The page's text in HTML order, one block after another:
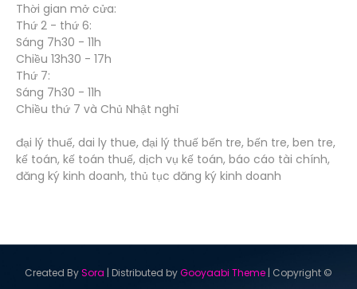
Thời gian mở cửa:
Thứ 2 - thứ 6:
Sáng 7h30 - 11h
Chiều 13h30 - 17h
Thứ 7:
Sáng 7h30 - 11h
Chiều thứ 7 và Chủ Nhật nghỉ
đại lý thuế, dai ly thue, đại lý thuế bến tre, bến tre, ben tre,
kế toán, kế toán thuế, dịch vụ kế toán, báo cáo tài chính,
đăng ký kinh doanh, thủ tục đăng ký kinh doanh
Created BySora | Distributed byGooyaabi Theme | Copyright ©